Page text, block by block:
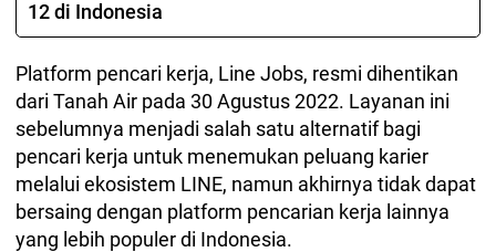
12 di Indonesia
Platform pencari kerja, Line Jobs, resmi dihentikan
dari Tanah Air pada 30 Agustus 2022. Layanan ini
sebelumnya menjadi salah satu alternatif bagi
pencari kerja untuk menemukan peluang karier
melalui ekosistem LINE, namun akhirnya tidak dapat
bersaing dengan platform pencarian kerja lainnya
yang lebih populer di Indonesia.